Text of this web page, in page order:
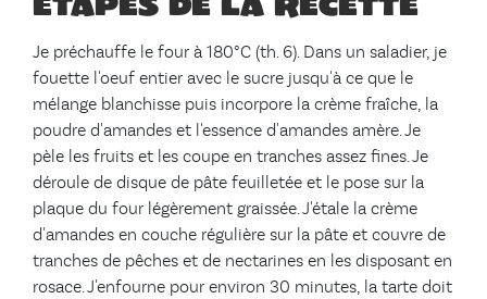
Je préchauffe le four à 180°C (th. 6). Dans un saladier, je
fouette l'oeuf entier avec le sucre jusqu'à ce que le
mélange blanchisse puis incorpore la crème fraîche, la
poudre d'amandes et l'essence d'amandes amère. Je
pèle les fruits et les coupe en tranches assez fines. Je
déroule de disque de pâte feuilletée et le pose sur la
plaque du four légèrement graissée. J'étale la crème
d'amandes en couche régulière sur la pâte et couvre de
tranches de pêches et de nectarines en les disposant en
rosace. J'enfourne pour environ 30 minutes, la tarte doit